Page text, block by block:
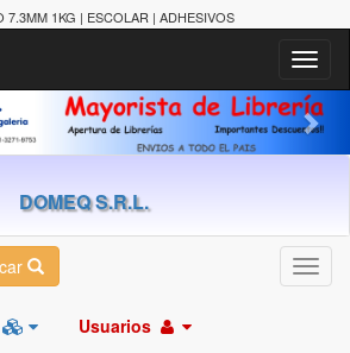
7.3MM 1KG | ESCOLAR | ADHESIVOS
DOMEQ S.R.L.
Usuarios